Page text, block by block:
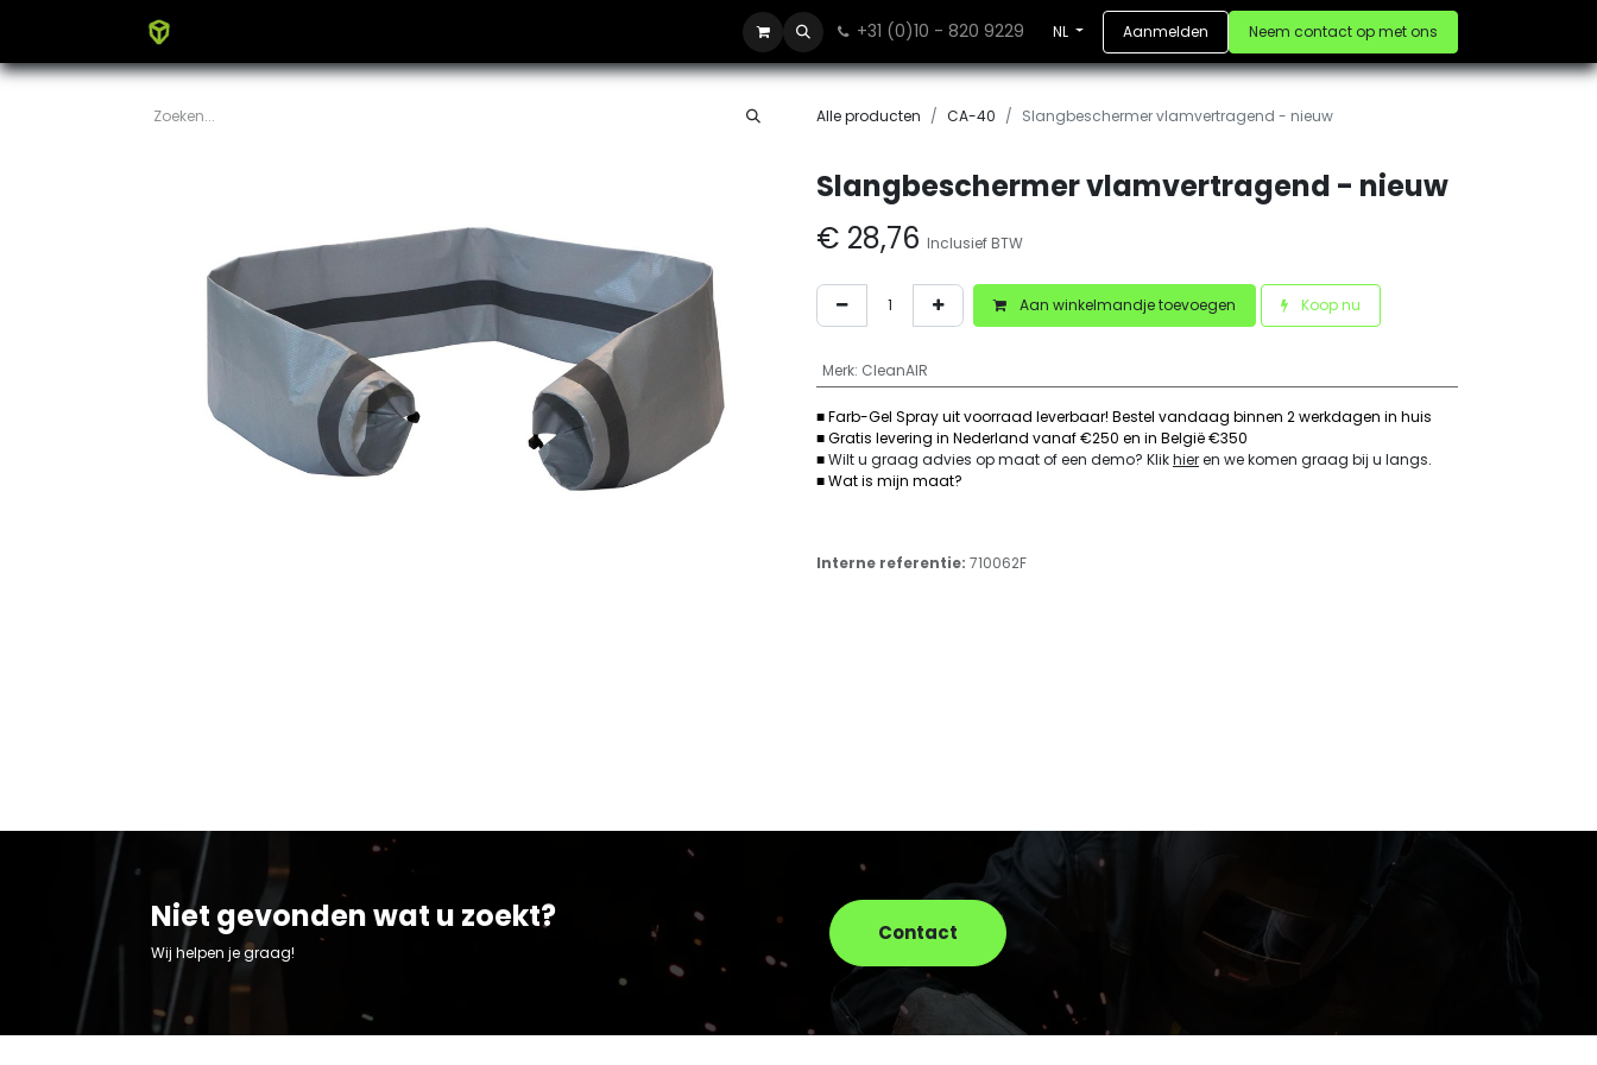
+31 (0)10 - 820 9229 NL Aanmelden Neem contact op met ons
Alle producten CA-40 Slangbeschermer vlamvertragend - nieuw
Slangbeschermer vlamvertragend - nieuw
€ 28,76 Inclusief BTW
Aan winkelmandje toevoegen Koop nu
Merk: CleanAIR
■ Farb-Gel Spray uit voorraad leverbaar! Bestel vandaag binnen 2 werkdagen in huis
■ Gratis levering in Nederland vanaf €250 en in België €350
■Wilt u graag advies op maat of een demo? Klikhieren we komen graag bij u langs.
■ Wat is mijn maat?
Interne referentie: 710062F
Niet gevonden wat u zoekt?
Wij helpen je graag!
Contact